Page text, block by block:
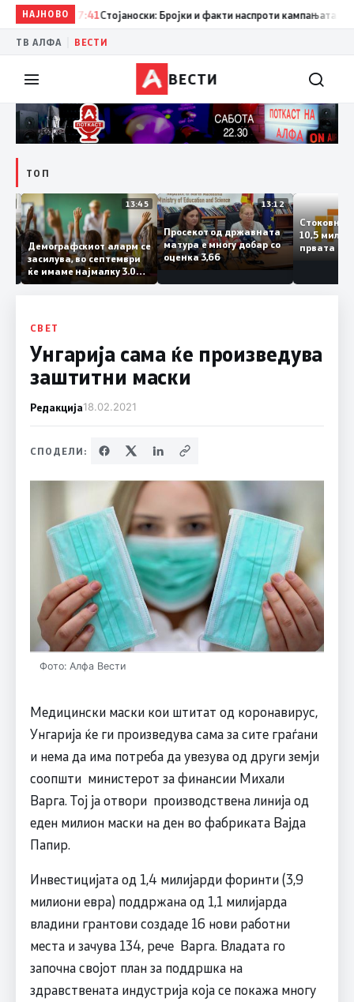
НАЈНОВО
17:41 Стојаноски: Бројки и факти наспроти кампањата на
ТВ АЛФА ВЕСТИ
ВЕСТИ
ТОП
14:12 13:45
Демографскиот аларм се
засилува, во септември
ќе имаме најмалку 3.000
првачиња помалку
13:12
Просекот од државната
матура е многу добар со
оценка 3,66
10,5
првата
СВЕТ
Унгарија сама ќе произведува
заштитни маски
Редакција18.02.2021
СПОДЕЛИ:
Фото: Алфа Вести
Медицински маски кои штитат од коронавирус,
Унгарија ќе ги произведува сама за сите граѓани
и нема да има потреба да увезува од други земји
соопшти министерот за финансии Михали
Варга. Тој ја отвори производствена линија од
еден милион маски на ден во фабриката Вајда
Папир.
Инвестицијата од 1,4 милијарди форинти (3,9
милиони евра) поддржана од 1,1 милијарда
владини грантови создаде 16 нови работни
места и зачува 134, рече Варга. Владата го
започна својот план за поддршка на
здравствената индустрија која се покажа многу